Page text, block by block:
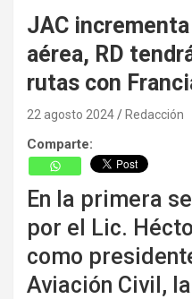
JAC
aérea, RD
rutas con
22 agosto 2024 Redacción
Comparte:
En la primera
por el Lic.
como
Aviación Civil,